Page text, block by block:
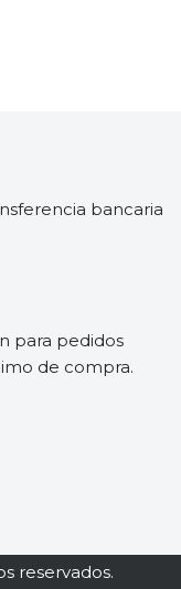
bancaria
para pedidos
de compra.
reservados.